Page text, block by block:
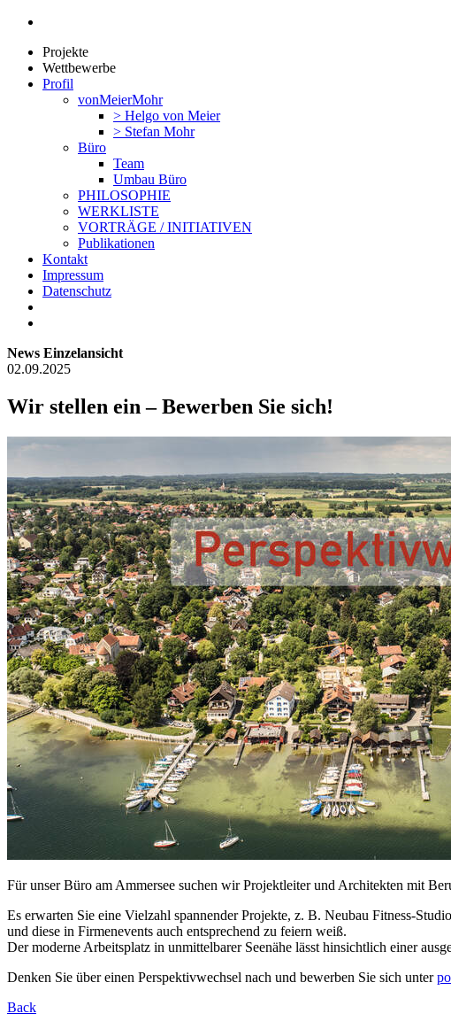
Projekte
Wettbewerbe
Profil
vonMeierMohr
> Helgo von Meier
> Stefan Mohr
Büro
Team
Umbau Büro
PHILOSOPHIE
WERKLISTE
VORTRÄGE / INITIATIVEN
Publikationen
Kontakt
Impressum
Datenschutz
News Einzelansicht
02.09.2025
Wir stellen ein – Bewerben Sie sich!
Für unser Büro am Ammersee suchen wir Projektleiter und Architekten mit
Es erwarten Sie eine Vielzahl spannender Projekte, z. B. Neubau Fitness-
und diese in Firmenevents auch entsprechend zu feiern weiß.
Der moderne Arbeitsplatz in unmittelbarer Seenähe lässt hinsichtlich einer
Denken Sie über einen Perspektivwechsel nach und bewerben Sie sich unter
Back